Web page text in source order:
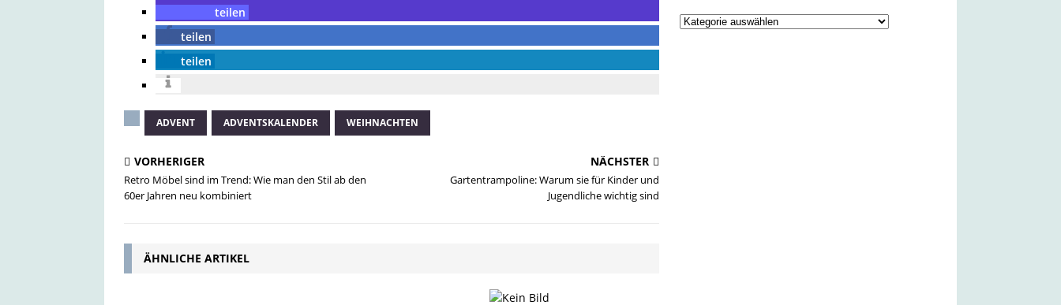
teilen
teilen
teilen
ADVENT ADVENTSKALENDER WEIHNACHTEN
VORHERIGER
Retro Möbel sind im Trend: Wie man den Stil ab den
60er Jahren neu kombiniert
NÄCHSTER
Gartentrampoline: Warum sie für Kinder und
Jugendliche wichtig sind
ÄHNLICHE ARTIKEL